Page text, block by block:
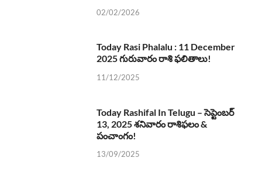
02/02/2026
Today Rasi Phalalu : 11 December
2025 గురువారం రాశి ఫలితాలు!
11/12/2025
Today Rashifal In Telugu – సెప్టెంబర్
13, 2025 శనివారం రాశిఫలం &
పంచాంగం!
13/09/2025